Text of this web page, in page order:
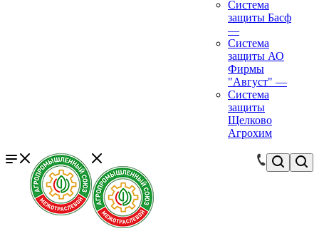
Система
защиты Басф
—
Система
защиты АО
Фирмы
"Август" —
Система
защиты
Щелково
Агрохим